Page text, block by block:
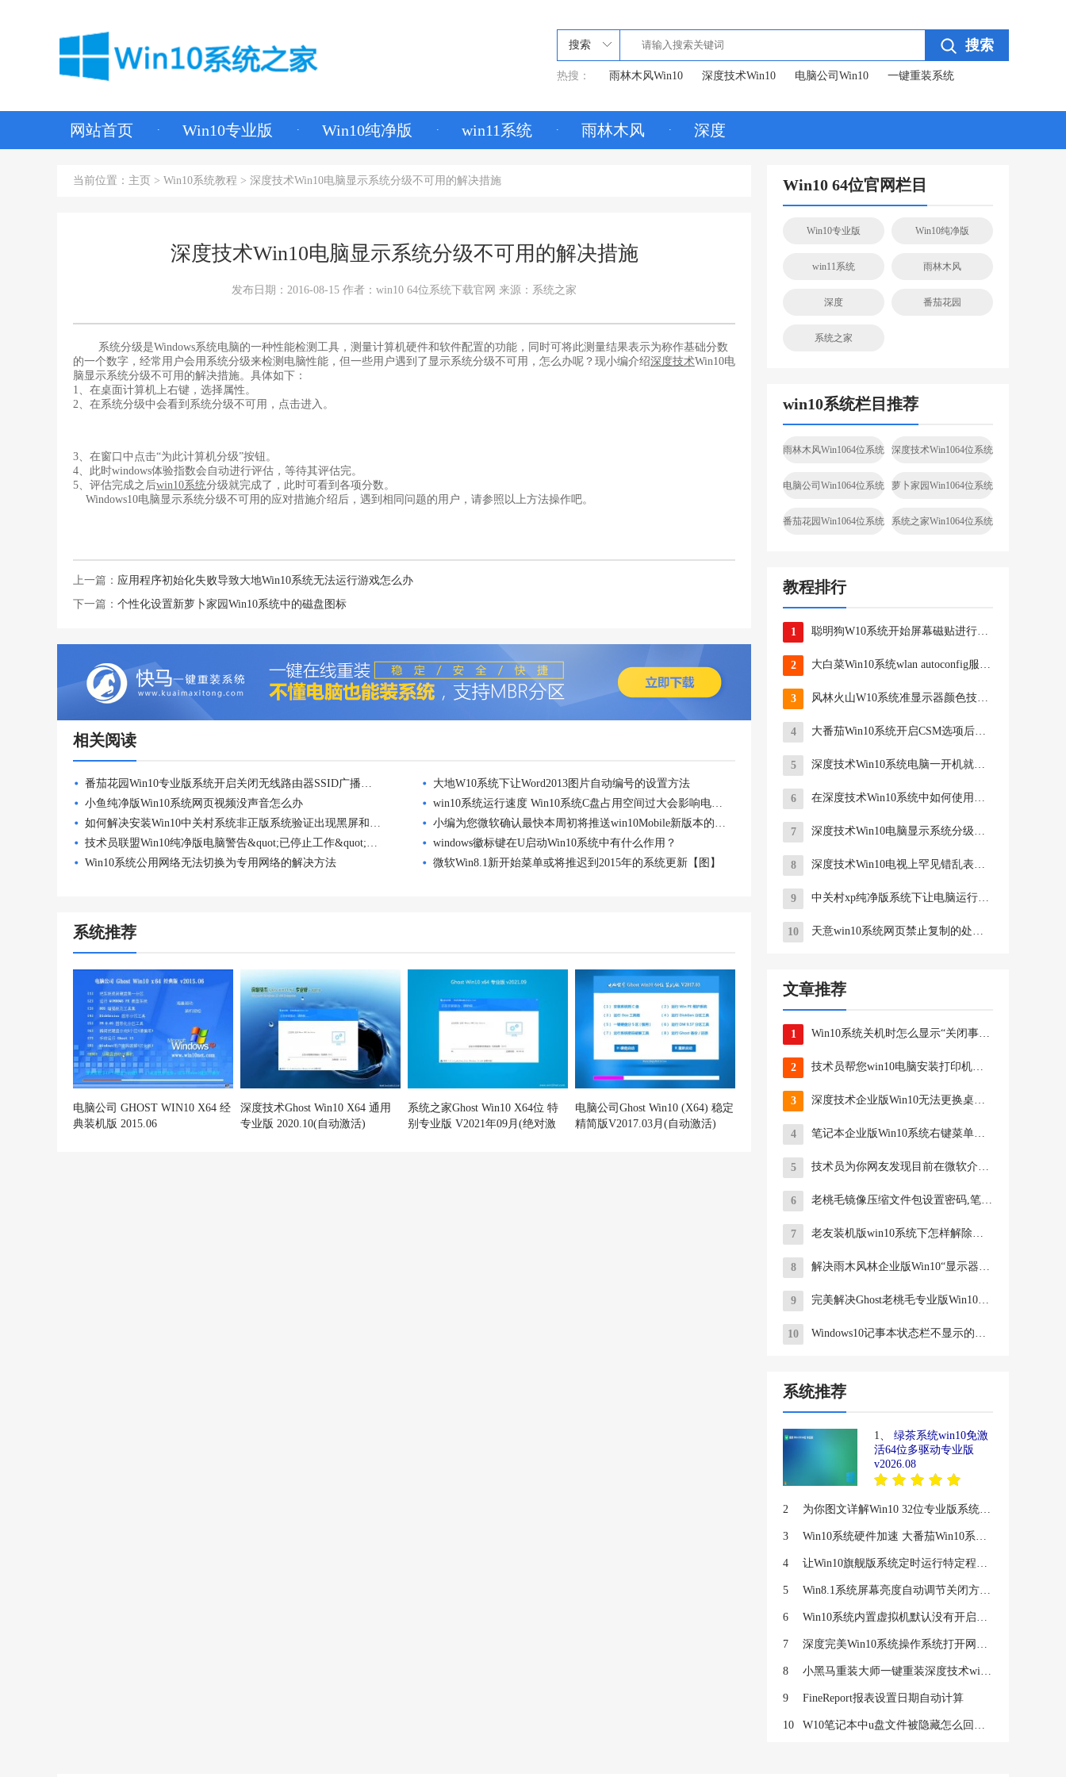
搜索 搜索
热搜： 雨林木风Win10 深度技术Win10 电脑公司Win10 一键重装系统
网站首页 Win10专业版 Win10纯净版 win11系统 雨林木风 深度
当前位置： 主页 > Win10系统教程 > 深度技术Win10电脑显示系统分级不可用的解决措施
深度技术Win10电脑显示系统分级不可用的解决措施
发布日期：2016-08-15 作者：win10 64位系统下载官网 来源：系统之家
系统分级是Windows系统电脑的一种性能检测工具，测量计算机硬件和软件配置的功能，同时可将此测量结果表示为称作基础分数
的一个数字，经常用户会用系统分级来检测电脑性能，但一些用户遇到了显示系统分级不可用，怎么办呢？现小编介绍深度技术Win10电
脑显示系统分级不可用的解决措施。具体如下：
1、在桌面计算机上右键，选择属性。
2、在系统分级中会看到系统分级不可用，点击进入。
3、在窗口中点击“为此计算机分级”按钮。
4、此时windows体验指数会自动进行评估，等待其评估完。
5、评估完成之后win10系统分级就完成了，此时可看到各项分数。
Windows10电脑显示系统分级不可用的应对措施介绍后，遇到相同问题的用户，请参照以上方法操作吧。
上一篇： 应用程序初始化失败导致大地Win10系统无法运行游戏怎么办
下一篇： 个性化设置新萝卜家园Win10系统中的磁盘图标
相关阅读
番茄花园Win10专业版系统开启关闭无线路由器SSID广播的方法
大地W10系统下让Word2013图片自动编号的设置方法
小鱼纯净版Win10系统网页视频没声音怎么办
win10系统运行速度 Win10系统C盘占用空间过大会影响电脑运行速度
如何解决安装Win10中关村系统非正版系统验证出现黑屏和右下角提
小编为您微软确认最快本周初将推送win10Mobile新版本的问题?
技术员联盟Win10纯净版电脑警告&quot;已停止工作&quot;的处
windows徽标键在U启动Win10系统中有什么作用？
Win10系统公用网络无法切换为专用网络的解决方法
微软Win8.1新开始菜单或将推迟到2015年的系统更新【图】
系统推荐
电脑公司 GHOST WIN10 X64 经
典装机版 2015.06
深度技术Ghost Win10 X64 通用
专业版 2020.10(自动激活)
系统之家Ghost Win10 X64位 特
别专业版 V2021年09月(绝对激
电脑公司Ghost Win10 (X64) 稳定
精简版V2017.03月(自动激活)
Win10 64位官网栏目
Win10专业版 Win10纯净版
win11系统 雨林木风
深度 番茄花园
系统之家
win10系统栏目推荐
雨林木风Win1064位系统 深度技术Win1064位系统
电脑公司Win1064位系统 萝卜家园Win1064位系统
番茄花园Win1064位系统 系统之家Win1064位系统
教程排行
1 聪明狗W10系统开始屏幕磁贴进行分组的绝招
2 大白菜Win10系统wlan autoconfig服务无法启动要如何处理
3 风林火山W10系统准显示器颜色技巧确保颜色在显示器上正确显示的
4 大番茄Win10系统开启CSM选项后无法用F12调出启动项如何应对？
5 深度技术Win10系统电脑一开机就出现黑屏如何应对？
6 在深度技术Win10系统中如何使用自带工具进行备份
7 深度技术Win10电脑显示系统分级不可用的解决措施
8 深度技术Win10电视上罕见错乱表现十二条
9 中关村xp纯净版系统下让电脑运行速度更快的几项配置技巧
10 天意win10系统网页禁止复制的处理措施
文章推荐
1 Win10系统关机时怎么显示“关闭事件跟踪程序”
2 技术员帮您win10电脑安装打印机驱动出现无数字签名的步骤?
3 深度技术企业版Win10无法更换桌面壁纸怎么办
4 笔记本企业版Win10系统右键菜单没有“删除”怎么办？
5 技术员为你网友发现目前在微软介绍win10页面中现身Macbook的问题?
6 老桃毛镜像压缩文件包设置密码,笔者教你如何给win7压缩文件包设置密
7 老友装机版win10系统下怎样解除金山毒霸网址大全首页
8 解决雨木风林企业版Win10“显示器驱动已停止响应，并且已恢复”故障
9 完美解决Ghost老桃毛专业版Win10系统台式电脑风扇声音大的方法
10 Windows10记事本状态栏不显示的处理方法
系统推荐
1、
绿茶系统win10免激
活64位多驱动专业版
v2026.08
2 为你图文详解Win10 32位专业版系统中安装ie11浏览器
3 Win10系统硬件加速 大番茄Win10系统显卡硬件加速按钮呈灰色无法
4 让Win10旗舰版系统定时运行特定程序的诀窍
5 Win8.1系统屏幕亮度自动调节关闭方法【图文】
6 Win10系统内置虚拟机默认没有开启怎么开启
7 深度完美Win10系统操作系统打开网站每个都提示安全证书有问题该
8 小黑马重装大师一键重装深度技术win8.1后优化系统教程
9 FineReport报表设置日期自动计算
10 W10笔记本中u盘文件被隐藏怎么回事？